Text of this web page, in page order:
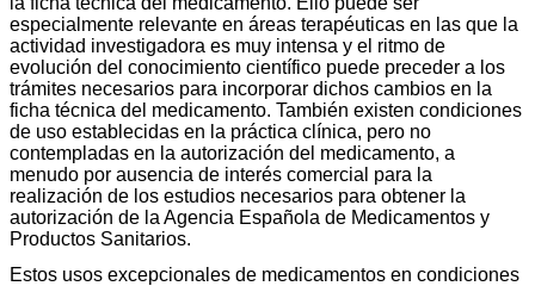
especialmente relevante en áreas terapéuticas en las que la
actividad investigadora es muy intensa y el ritmo de
evolución del conocimiento científico puede preceder a los
trámites necesarios para incorporar dichos cambios en la
ficha técnica del medicamento. También existen condiciones
de uso establecidas en la práctica clínica, pero no
contempladas en la autorización del medicamento, a
menudo por ausencia de interés comercial para la
realización de los estudios necesarios para obtener la
autorización de la Agencia Española de Medicamentos y
Productos Sanitarios.
Estos usos excepcionales de medicamentos en condiciones